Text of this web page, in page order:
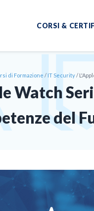
CORSI &
di Formazione / IT Security/
Watch
del